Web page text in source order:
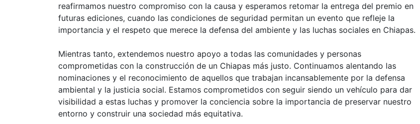
reafirmamos nuestro compromiso con la causa y esperamos retomar la entrega del premio en
futuras ediciones, cuando las condiciones de seguridad permitan un evento que refleje la
importancia y el respeto que merece la defensa del ambiente y las luchas sociales en Chiapas.
Mientras tanto, extendemos nuestro apoyo a todas las comunidades y personas
comprometidas con la construcción de un Chiapas más justo. Continuamos alentando las
nominaciones y el reconocimiento de aquellos que trabajan incansablemente por la defensa
ambiental y la justicia social. Estamos comprometidos con seguir siendo un vehículo para dar
visibilidad a estas luchas y promover la conciencia sobre la importancia de preservar nuestro
entorno y construir una sociedad más equitativa.